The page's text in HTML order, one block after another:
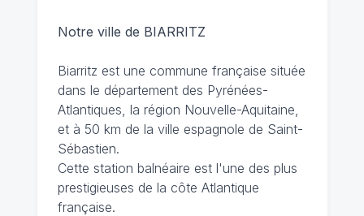
Notre ville de BIARRITZ
Biarritz est une commune française située
dans le département des Pyrénées-
Atlantiques, la région Nouvelle-Aquitaine,
et à 50 km de la ville espagnole de Saint-
Sébastien.
Cette station balnéaire est l'une des plus
prestigieuses de la côte Atlantique
française.